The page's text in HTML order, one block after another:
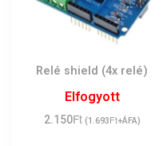
Relé shield (4x relé)
Elfogyott
2.150Ft (1.693Ft+ÁFA)